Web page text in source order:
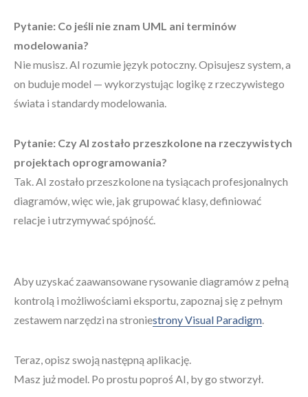
Pytanie: Co jeśli nie znam UML ani terminów
modelowania?
Nie musisz. AI rozumie język potoczny. Opisujesz system, a
on buduje model — wykorzystując logikę z rzeczywistego
świata i standardy modelowania.
Pytanie: Czy AI zostało przeszkolone na rzeczywistych
projektach oprogramowania?
Tak. AI zostało przeszkolone na tysiącach profesjonalnych
diagramów, więc wie, jak grupować klasy, definiować
relacje i utrzymywać spójność.
Aby uzyskać zaawansowane rysowanie diagramów z pełną
kontrolą i możliwościami eksportu, zapoznaj się z pełnym
zestawem narzędzi na stroniestrony Visual Paradigm.
Teraz, opisz swoją następną aplikację.
Masz już model. Po prostu poproś AI, by go stworzył.